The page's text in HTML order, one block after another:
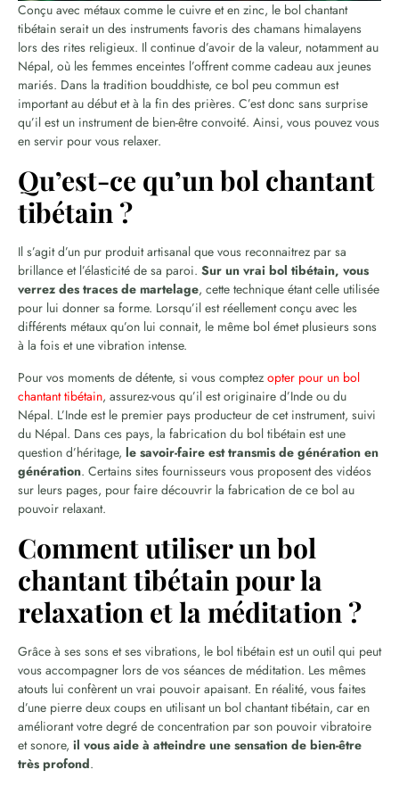
Conçu avec métaux comme le cuivre et en zinc, le bol chantant
tibétain serait un des instruments favoris des chamans himalayens
lors des rites religieux. Il continue d’avoir de la valeur, notamment au
Népal, où les femmes enceintes l’offrent comme cadeau aux jeunes
mariés. Dans la tradition bouddhiste, ce bol peu commun est
important au début et à la fin des prières. C’est donc sans surprise
qu’il est un instrument de bien-être convoité. Ainsi, vous pouvez vous
en servir pour vous relaxer.
Qu’est-ce qu’un bol chantant
tibétain ?
Il s’agit d’un pur produit artisanal que vous reconnaitrez par sa
brillance et l’élasticité de sa paroi. Sur un vrai bol tibétain, vous
verrez des traces de martelage, cette technique étant celle utilisée
pour lui donner sa forme. Lorsqu’il est réellement conçu avec les
différents métaux qu’on lui connait, le même bol émet plusieurs sons
à la fois et une vibration intense.
Pour vos moments de détente, si vous comptez opter pour un bol
chantant tibétain, assurez-vous qu’il est originaire d’Inde ou du
Népal. L’Inde est le premier pays producteur de cet instrument, suivi
du Népal. Dans ces pays, la fabrication du bol tibétain est une
question d’héritage, le savoir-faire est transmis de génération en
génération. Certains sites fournisseurs vous proposent des vidéos
sur leurs pages, pour faire découvrir la fabrication de ce bol au
pouvoir relaxant.
Comment utiliser un bol
chantant tibétain pour la
relaxation et la méditation ?
Grâce à ses sons et ses vibrations, le bol tibétain est un outil qui peut
vous accompagner lors de vos séances de méditation. Les mêmes
atouts lui confèrent un vrai pouvoir apaisant. En réalité, vous faites
d’une pierre deux coups en utilisant un bol chantant tibétain, car en
améliorant votre degré de concentration par son pouvoir vibratoire
et sonore, il vous aide à atteindre une sensation de bien-être
très profond.